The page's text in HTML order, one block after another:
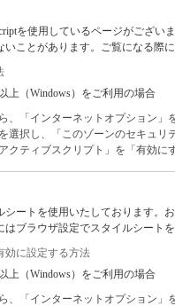
を使用しているページがござい
ことがあります。ご覧になる際
上（Windows）をご利用の場合
、「インターネットオプション」
選択し、「このゾーンのセキュ
クティブスクリプト」を「有効
ートを使用いたしております。
はブラウザ設定でスタイルシート
効に設定する方法
上（Windows）をご利用の場合
、「インターネットオプション」